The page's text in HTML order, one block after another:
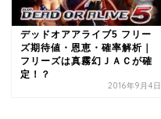
デッドオアアライブ5 フリー
ズ期待値・恩恵・確率解析｜
フリーズは真霧幻ＪＡＣが確
定！？
2016年9月4日